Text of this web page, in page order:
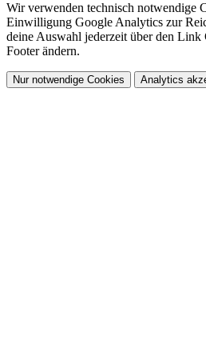
Wir verwenden technisch notwendige
Einwilligung Google Analytics zur
deine Auswahl jederzeit über den Link
Footer ändern.
Nur notwendige Cookies Analytics